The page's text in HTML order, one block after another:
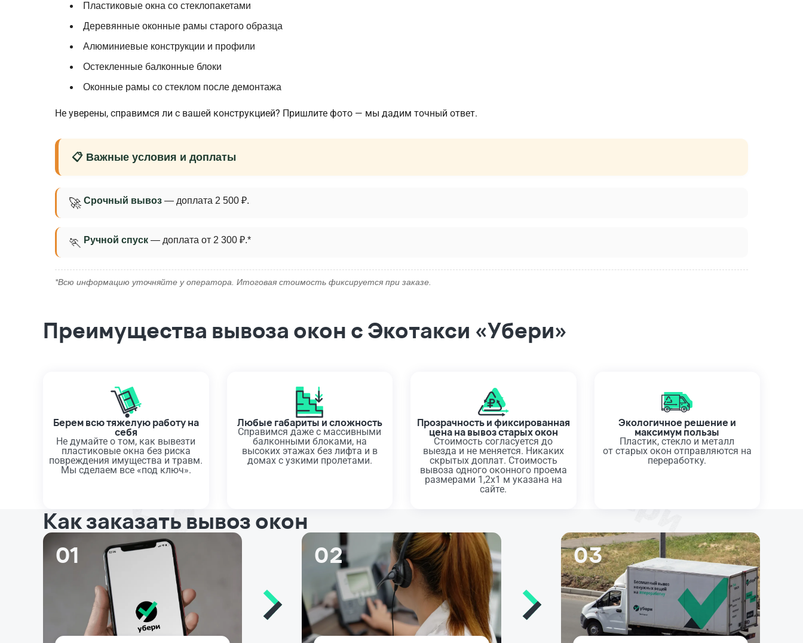
Пластиковые окна со стеклопакетами
Деревянные оконные рамы старого образца
Алюминиевые конструкции и профили
Остекленные балконные блоки
Оконные рамы со стеклом после демонтажа
Не уверены, справимся ли с вашей конструкцией? Пришлите фото — мы дадим точный ответ.
📋 Важные условия и доплаты
🚀 Срочный вывоз — доплата 2 500 ₽.
🏃 Ручной спуск — доплата от 2 300 ₽.*
*Всю информацию уточняйте у оператора. Итоговая стоимость фиксируется при заказе.
Преимущества вывоза окон с Экотакси «Убери»
Берем всю тяжелую работу на
себя
Не думайте о том, как вывезти
пластиковые окна без риска
повреждения имущества и травм.
Мы сделаем все «под ключ».
Любые габариты и сложность
Справимся даже с массивными
балконными блоками, на
высоких этажах без лифта и в
домах с узкими пролетами.
Прозрачность и фиксированная
цена на вывоз старых окон
Стоимость согласуется до
выезда и не меняется. Никаких
скрытых доплат. Стоимость
вывоза одного оконного проема
размерами 1,2х1 м указана на
сайте.
Экологичное решение и
максимум пользы
Пластик, стекло и металл
от старых окон отправляются на
переработку.
Как заказать вывоз окон
01
02 03